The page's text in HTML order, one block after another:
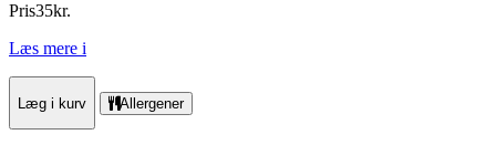
Pris35kr.
Læs mere i
Læg i kurv Allergener